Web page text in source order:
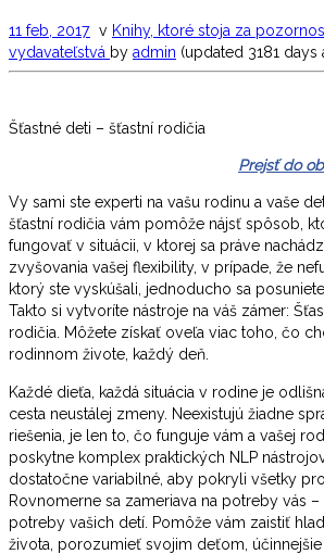
11 feb, 2017 v Knihy, ktoré stoja za
vydavateľstvá by admin (updated 3181 days
Šťastné deti – šťastní rodičia
Prejsť do
Vy sami ste experti na vašu rodinu a vaše
šťastní rodičia vám pomôže nájsť spôsob,
fungovať v situácii, v ktorej sa práve
zvyšovania vašej flexibility, v prípade, že
ktorý ste vyskúšali, jednoducho sa
Takto si vytvoríte nástroje na váš zámer:
rodičia. Môžete získať oveľa viac toho, čo
rodinnom živote, každý deň.
Každé dieťa, každá situácia v rodine je
cesta neustálej zmeny. Neexistujú žiadne
riešenia, je len to, čo funguje vám a vašej
poskytne komplex praktických NLP
dostatočne variabilné, aby pokryli všetky
Rovnomerne sa zameriava na potreby vás –
potreby vašich detí. Pomôže vám zaistiť
života, porozumieť svojim deťom,